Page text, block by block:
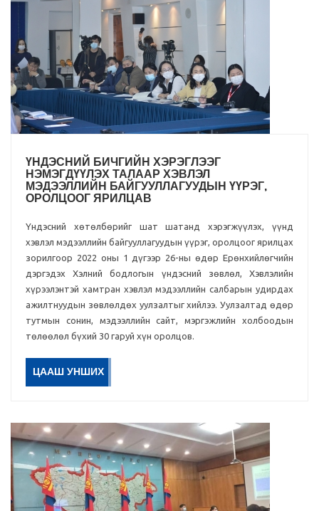
ҮНДЭСНИЙ БИЧГИЙН ХЭРЭГЛЭЭГ
НЭМЭГДҮҮЛЭХ ТАЛААР ХЭВЛЭЛ
МЭДЭЭЛЛИЙН БАЙГУУЛЛАГУУДЫН ҮҮРЭГ,
ОРОЛЦООГ ЯРИЛЦАВ
Үндэсний хөтөлбөрийг шат шатанд хэрэгжүүлэх, үүнд
хэвлэл мэдээллийн байгууллагуудын үүрэг, оролцоог ярилцах
зорилгоор 2022 оны 1 дүгээр 26-ны өдөр Ерөнхийлөгчийн
дэргэдэх Хэлний бодлогын үндэсний зөвлөл, Хэвлэлийн
хүрээлэнтэй хамтран хэвлэл мэдээллийн салбарын удирдах
ажилтнуудын зөвлөлдөх уулзалтыг хийлээ. Уулзалтад өдөр
тутмын сонин, мэдээллийн сайт, мэргэжлийн холбоодын
төлөөлөл бүхий 30 гаруй хүн оролцов.
ЦААШ УНШИХ